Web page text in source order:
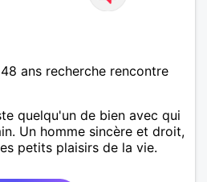
ans recherche rencontre
quelqu'un de bien avec qui
Un homme sincère et droit,
petits plaisirs de la vie.